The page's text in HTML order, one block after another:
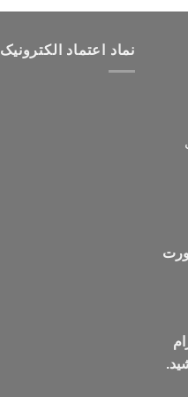
نماد اعتماد الکترونیک